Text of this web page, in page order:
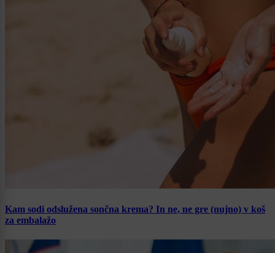
Kam sodi odslužena sončna krema? In ne, ne gre (nujno) v koš
za embalažo